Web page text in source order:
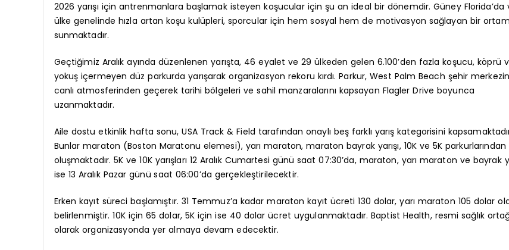
2026 yarışı için antrenmanlara başlamak isteyen koşucular için şu an ideal bir dönemdir. Güney Florida’da
ülke genelinde hızla artan koşu kulüpleri, sporcular için hem sosyal hem de motivasyon sağlayan bir ortam
sunmaktadır.
Geçtiğimiz Aralık ayında düzenlenen yarışta, 46 eyalet ve 29 ülkeden gelen 6.100’den fazla koşucu, köprü
yokuş içermeyen düz parkurda yarışarak organizasyon rekoru kırdı. Parkur, West Palm Beach şehir
canlı atmosferinden geçerek tarihi bölgeleri ve sahil manzaralarını kapsayan Flagler Drive boyunca
uzanmaktadır.
Aile dostu etkinlik hafta sonu, USA Track & Field tarafından onaylı beş farklı yarış kategorisini
Bunlar maraton (Boston Maratonu elemesi), yarı maraton, maraton bayrak yarışı, 10K ve 5K parkurlarından
oluşmaktadır. 5K ve 10K yarışları 12 Aralık Cumartesi günü saat 07:30’da, maraton, yarı maraton ve bayrak
ise 13 Aralık Pazar günü saat 06:00’da gerçekleştirilecektir.
Erken kayıt süreci başlamıştır. 31 Temmuz’a kadar maraton kayıt ücreti 130 dolar, yarı maraton 105 dolar
belirlenmiştir. 10K için 65 dolar, 5K için ise 40 dolar ücret uygulanmaktadır. Baptist Health, resmi sağlık
olarak organizasyonda yer almaya devam edecektir.